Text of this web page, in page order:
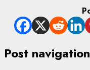
Post navigation